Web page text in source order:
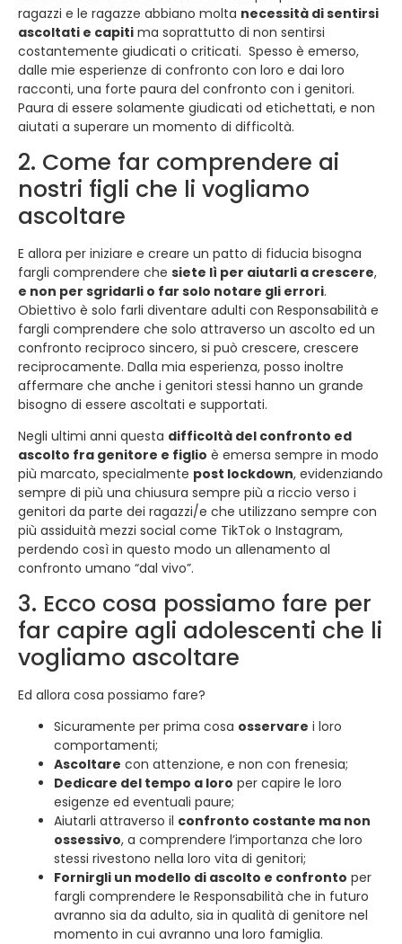
ragazzi e le ragazze abbiano molta necessità di sentirsi
ascoltati e capiti ma soprattutto di non sentirsi
costantemente giudicati o criticati. Spesso è emerso,
dalle mie esperienze di confronto con loro e dai loro
racconti, una forte paura del confronto con i genitori.
Paura di essere solamente giudicati od etichettati, e non
aiutati a superare un momento di difficoltà.
2. Come far comprendere ai
nostri figli che li vogliamo
ascoltare
E allora per iniziare e creare un patto di fiducia bisogna
fargli comprendere che siete lì per aiutarli a crescere,
e non per sgridarli o far solo notare gli errori.
Obiettivo è solo farli diventare adulti con Responsabilità e
fargli comprendere che solo attraverso un ascolto ed un
confronto reciproco sincero, si può crescere, crescere
reciprocamente. Dalla mia esperienza, posso inoltre
affermare che anche i genitori stessi hanno un grande
bisogno di essere ascoltati e supportati.
Negli ultimi anni questa difficoltà del confronto ed
ascolto fra genitore e figlio è emersa sempre in modo
più marcato, specialmente post lockdown, evidenziando
sempre di più una chiusura sempre più a riccio verso i
genitori da parte dei ragazzi/e che utilizzano sempre con
più assiduità mezzi social come TikTok o Instagram,
perdendo così in questo modo un allenamento al
confronto umano “dal vivo”.
3. Ecco cosa possiamo fare per
far capire agli adolescenti che li
vogliamo ascoltare
Ed allora cosa possiamo fare?
Sicuramente per prima cosa osservare i loro
comportamenti;
Ascoltare con attenzione, e non con frenesia;
Dedicare del tempo a loro per capire le loro
esigenze ed eventuali paure;
Aiutarli attraverso il confronto costante ma non
ossessivo, a comprendere l’importanza che loro
stessi rivestono nella loro vita di genitori;
Fornirgli un modello di ascolto e confronto per
fargli comprendere le Responsabilità che in futuro
avranno sia da adulto, sia in qualità di genitore nel
momento in cui avranno una loro famiglia.